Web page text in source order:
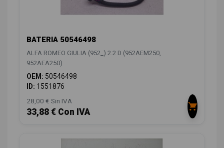
BATERIA 50546498
ALFA ROMEO GIULIA (952_) 2.2 D (952AEM250,
952AEA250)
OEM: 50546498
ID: 1551876
28,00 € Sin IVA
33,88 € Con IVA